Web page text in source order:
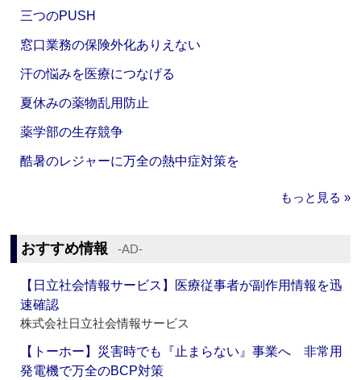
三つのPUSH
窓口業務の保険外化ありえない
汗の悩みを医療につなげる
夏休みの薬物乱用防止
薬学部の生存競争
酷暑のレジャーに万全の熱中症対策を
もっと見る »
おすすめ情報 ‐AD‐
【日立社会情報サービス】医療従事者が副作用情報を迅
速確認
株式会社日立社会情報サービス
【トーホー】災害時でも『止まらない』事業へ 非常用
発電機で万全のBCP対策